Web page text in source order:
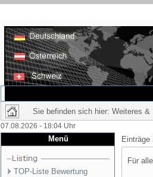
Sie befinden sich hier: Weiteres &
07.08.2026 - 18:04 Uhr
Menü
TOP-Liste Bewertung
Einträge
Für